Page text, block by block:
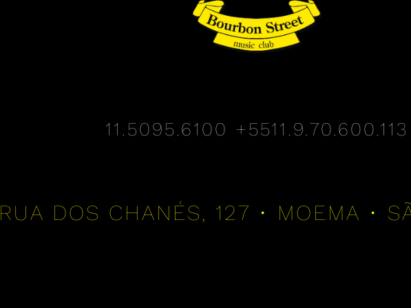
11.5095.6100 +5511.9.70.600.113
RUA DOS CHANÉS, 127 • MOEMA •